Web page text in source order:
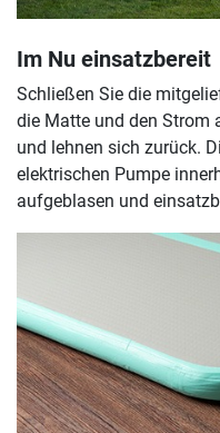
Im Nu einsatzbereit
Schließen Sie die
die Matte und den Strom
und lehnen sich zurück.
elektrischen Pumpe
aufgeblasen und